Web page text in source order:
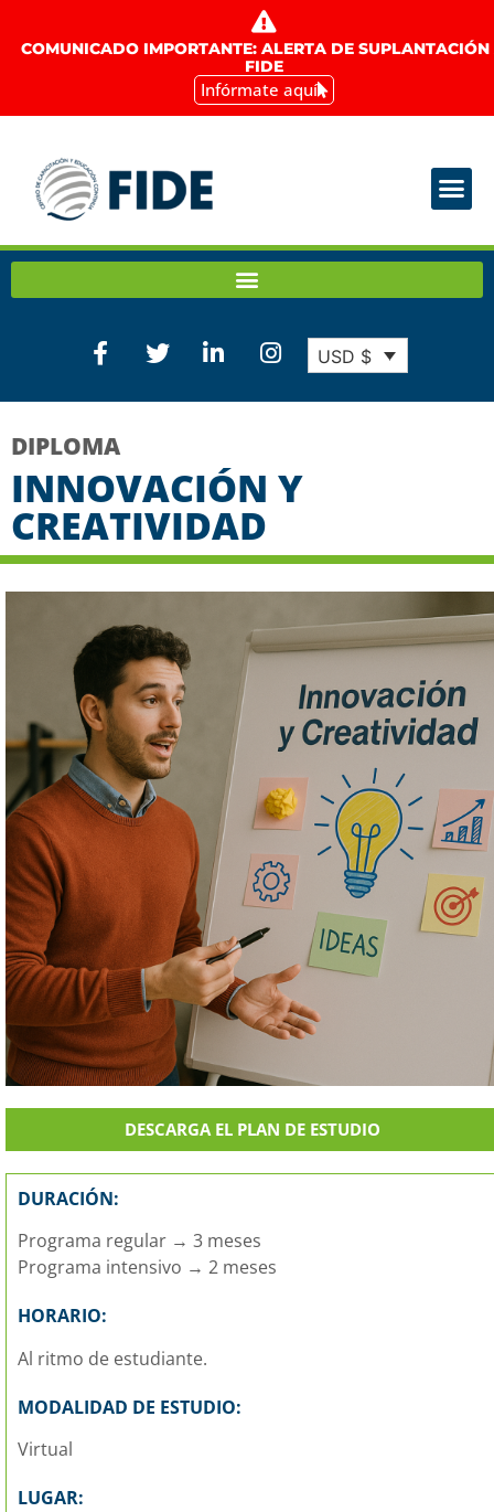
COMUNICADO IMPORTANTE: ALERTA DE SUPLANTACIÓN
FIDE
Infórmate aquí
USD $
DIPLOMA
INNOVACIÓN Y
CREATIVIDAD
DESCARGA EL PLAN DE ESTUDIO
DURACIÓN:
Programa regular → 3 meses
Programa intensivo → 2 meses
HORARIO:
Al ritmo de estudiante.
MODALIDAD DE ESTUDIO:
Virtual
LUGAR: